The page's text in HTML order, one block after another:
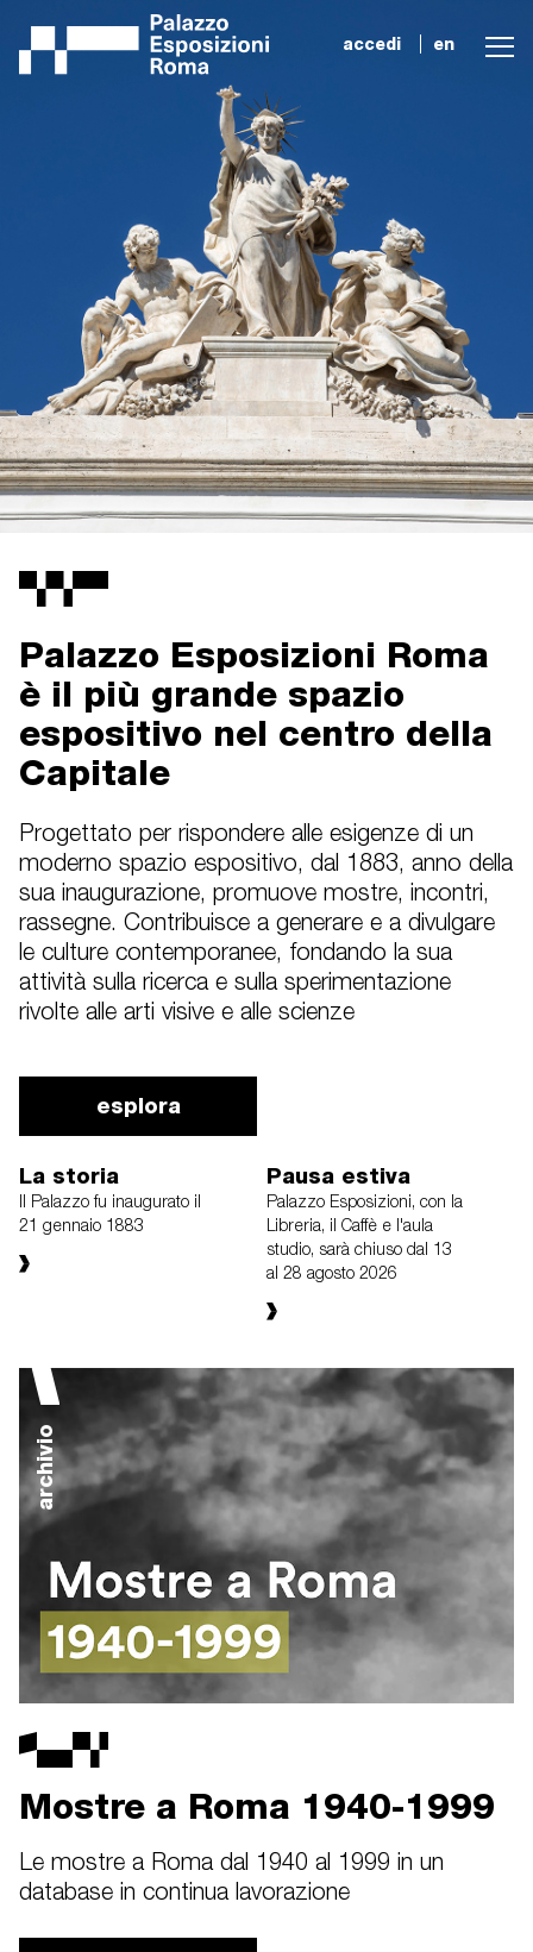
accedi en
Palazzo Esposizioni Roma
è il più grande spazio
espositivo nel centro della
Capitale
Progettato per rispondere alle esigenze di un
moderno spazio espositivo, dal 1883, anno della
sua inaugurazione, promuove mostre, incontri,
rassegne. Contribuisce a generare e a divulgare
le culture contemporanee, fondando la sua
attività sulla ricerca e sulla sperimentazione
rivolte alle arti visive e alle scienze
esplora
La storia
Il Palazzo fu inaugurato il
21 gennaio 1883
Pausa estiva
Palazzo Esposizioni, con la
Libreria, il Caffè e l'aula
studio, sarà chiuso dal 13
al 28 agosto 2026
archivio
Mostre a Roma 1940-1999
Le mostre a Roma dal 1940 al 1999 in un
database in continua lavorazione